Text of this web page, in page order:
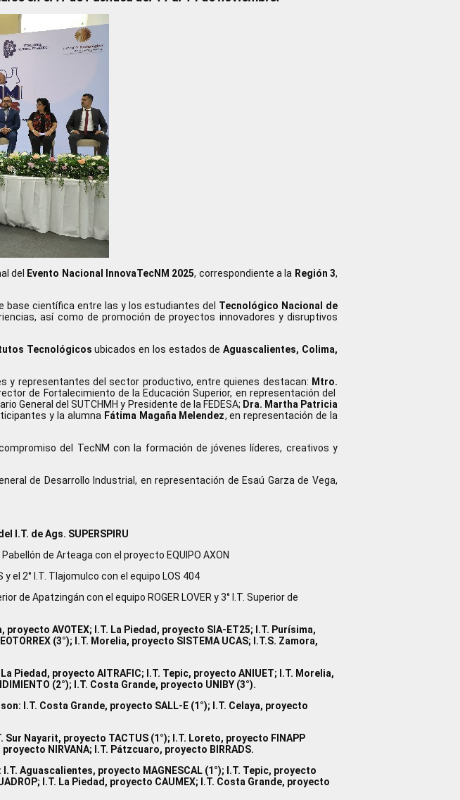
del Evento Nacional InnovaTecNM 2025, correspondiente a la Región 3,
base científica entre las y los estudiantes del Tecnológico Nacional de
así como de promoción de proyectos innovadores y disruptivos
Tecnológicos ubicados en los estados deAguascalientes, Colima,
y representantes del sector productivo, entre quienes destacan: Mtro.
de Fortalecimiento de la Educación Superior, en representación del
General del SUTCHMH y Presidente de la FEDESA; Dra. Martha Patricia
y la alumna Fátima Magaña Melendez, en representación de la
del TecNM con la formación de jóvenes líderes, creativos y
de Desarrollo Industrial, en representación de Esaú Garza de Vega,
I.T. de Ags. SUPERSPIRU
de Arteaga con el proyecto EQUIPO AXON
y el 2° I.T. Tlajomulco con el equipo LOS 404
de Apatzingán con el equipo ROGER LOVER y 3° I.T. Superior de
AVOTEX; I.T. La Piedad, proyecto SIA-ET25; I.T. Purísima,
(3°); I.T. Morelia, proyecto SISTEMA UCAS; I.T.S. Zamora,
proyecto AITRAFIC; I.T. Tepic, proyecto ANIUET; I.T. Morelia,
(2°); I.T. Costa Grande, proyecto UNIBY (3°).
I.T. Costa Grande, proyecto SALL-E (1°); I.T. Celaya, proyecto
Nayarit, proyecto TACTUS (1°); I.T. Loreto, proyecto FINAPP
NIRVANA; I.T. Pátzcuaro, proyecto BIRRADS.
Aguascalientes, proyecto MAGNESCAL (1°); I.T. Tepic, proyecto
I.T. La Piedad, proyecto CAUMEX; I.T. Costa Grande, proyecto